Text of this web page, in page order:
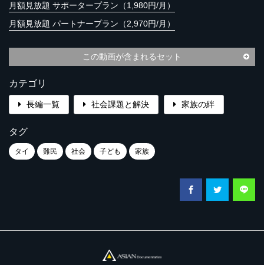
月額見放題 サポータープラン（1,980円/月）
月額見放題 パートナープラン（2,970円/月）
この動画が含まれるセット
カテゴリ
長編一覧 社会課題と解決 家族の絆
タグ
タイ 難民 社会 子ども 家族